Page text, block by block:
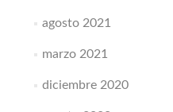
agosto 2021
marzo 2021
diciembre 2020